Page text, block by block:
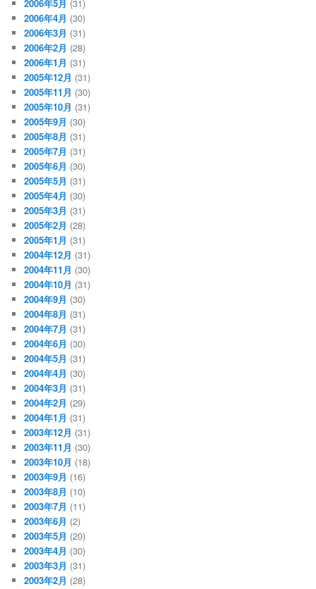
2006年5月 (31)
2006年4月 (30)
2006年3月 (31)
2006年2月 (28)
2006年1月 (31)
2005年12月 (31)
2005年11月 (30)
2005年10月 (31)
2005年9月 (30)
2005年8月 (31)
2005年7月 (31)
2005年6月 (30)
2005年5月 (31)
2005年4月 (30)
2005年3月 (31)
2005年2月 (28)
2005年1月 (31)
2004年12月 (31)
2004年11月 (30)
2004年10月 (31)
2004年9月 (30)
2004年8月 (31)
2004年7月 (31)
2004年6月 (30)
2004年5月 (31)
2004年4月 (30)
2004年3月 (31)
2004年2月 (29)
2004年1月 (31)
2003年12月 (31)
2003年11月 (30)
2003年10月 (18)
2003年9月 (16)
2003年8月 (10)
2003年7月 (11)
2003年6月 (2)
2003年5月 (20)
2003年4月 (30)
2003年3月 (31)
2003年2月 (28)